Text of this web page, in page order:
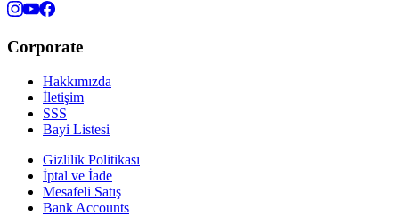
Corporate
Hakkımızda
İletişim
SSS
Bayi Listesi
Gizlilik Politikası
İptal ve İade
Mesafeli Satış
Bank Accounts